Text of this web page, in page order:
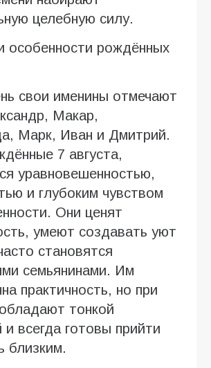
целебную силу.
особенности рождённых
свои именины отмечают
Макар,
Марк, Иван и Дмитрий.
7 августа,
уравновешенностью,
и глубоким чувством
Они ценят
умеют создавать уют
становятся
семьянинами. Им
практичность, но при
тонкой
и всегда готовы прийти
близким.